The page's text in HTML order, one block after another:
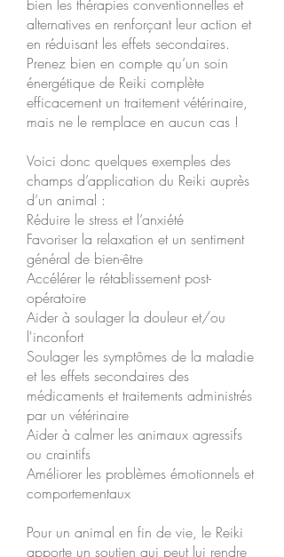
bien les thérapies conventionnelles et
alternatives en renforçant leur action et
en réduisant les effets secondaires.
Prenez bien en compte qu’un soin
énergétique de Reiki complète
efficacement un traitement vétérinaire,
mais ne le remplace en aucun cas !
Voici donc quelques exemples des
champs d’application du Reiki auprès
d’un animal :
Réduire le stress et l’anxiété
Favoriser la relaxation et un sentiment
général de bien-être
Accélérer le rétablissement post-
opératoire
Aider à soulager la douleur et/ou
l'inconfort
Soulager les symptômes de la maladie
et les effets secondaires des
médicaments et traitements administrés
par un vétérinaire
Aider à calmer les animaux agressifs
ou craintifs
Améliorer les problèmes émotionnels et
comportementaux
Pour un animal en fin de vie, le Reiki
apporte un soutien qui peut lui rendre